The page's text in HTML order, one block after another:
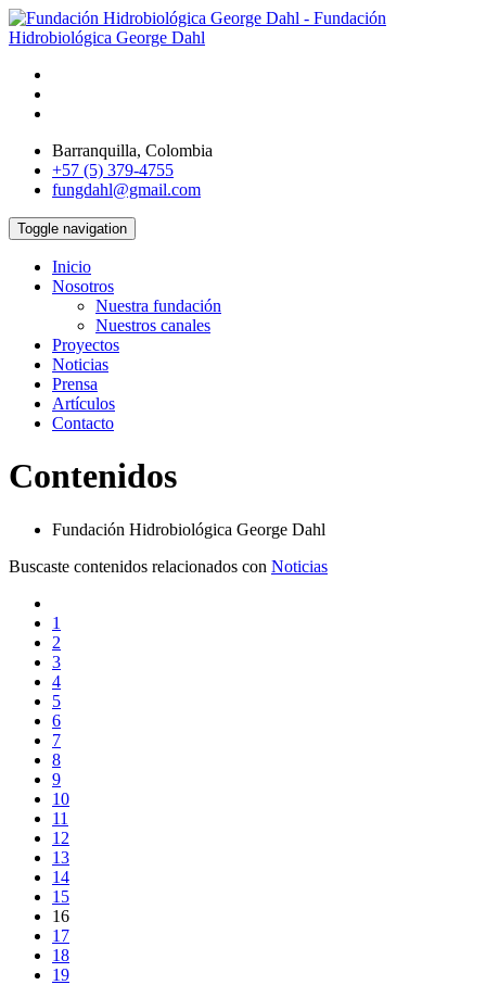
Barranquilla, Colombia
+57 (5) 379-4755
fungdahl@gmail.com
Toggle navigation
Inicio
Nosotros
Nuestra fundación
Nuestros canales
Proyectos
Noticias
Prensa
Artículos
Contacto
Contenidos
Fundación Hidrobiológica George Dahl
Buscaste contenidos relacionados con Noticias
1
2
3
4
5
6
7
8
9
10
11
12
13
14
15
16
17
18
19